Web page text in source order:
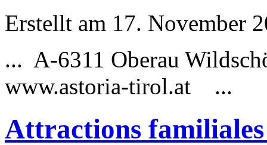
Erstellt am 17. November
... A-6311 Oberau
www.astoria-tirol.at ...
Attractions